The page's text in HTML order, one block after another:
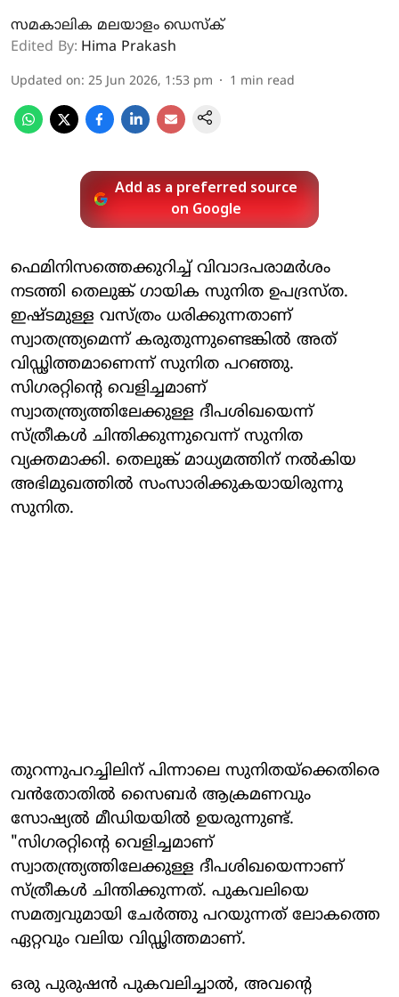
സമകാലിക മലയാളം ഡെസ്ക്
Edited By: Hima Prakash
Updated on: 25 Jun 2026, 1:53 pm 1 min read
Add as a preferred source
on Google
ഫെമിനിസത്തെക്കുറിച്ച് വിവാദപരാമർശം
നടത്തി തെലുങ്ക് ​ഗായിക സുനിത ഉപദ്രസ്ത.
ഇഷ്ടമുള്ള വസ്ത്രം ധരിക്കുന്നതാണ്
സ്വാതന്ത്ര്യമെന്ന് കരുതുന്നുണ്ടെങ്കിൽ അത്
വിഡ്ഢിത്തമാണെന്ന് സുനിത പറഞ്ഞു.
സിഗരറ്റിന്റെ വെളിച്ചമാണ്
സ്വാതന്ത്ര്യത്തിലേക്കുള്ള ദീപശിഖയെന്ന്
സ്ത്രീകൾ ചിന്തിക്കുന്നുവെന്ന് സുനിത
വ്യക്തമാക്കി. തെലുങ്ക് മാധ്യമത്തിന് നൽകിയ
അഭിമുഖത്തിൽ സംസാരിക്കുകയായിരുന്നു
സുനിത. ​
തുറന്നുപറച്ചിലിന് പിന്നാലെ സുനിതയ്ക്കെതിരെ
വൻതോതിൽ സൈബർ ആക്രമണവും
സോഷ്യൽ മീഡിയയിൽ ഉയരുന്നുണ്ട്.
"സിഗരറ്റിന്റെ വെളിച്ചമാണ്
സ്വാതന്ത്ര്യത്തിലേക്കുള്ള ദീപശിഖയെന്നാണ്
സ്ത്രീകൾ ചിന്തിക്കുന്നത്. പുകവലിയെ
സമത്വവുമായി ചേർത്തു പറയുന്നത് ലോകത്തെ
ഏറ്റവും വലിയ വിഡ്ഢിത്തമാണ്.
ഒരു പുരുഷൻ പുകവലിച്ചാൽ, അവന്റെ